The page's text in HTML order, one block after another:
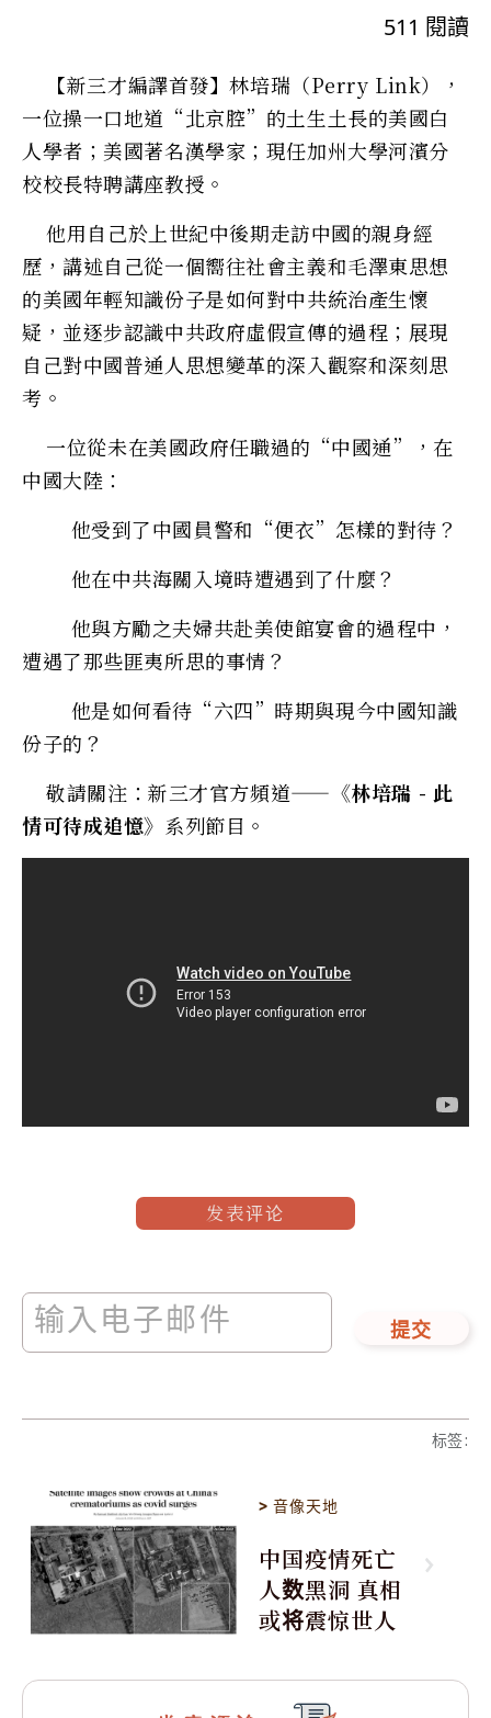
511 閱讀
【新三才編譯首發】林培瑞（Perry Link），
一位操一口地道“北京腔”的土生土長的美國白
人學者；美國著名漢學家；現任加州大學河濱分
校校長特聘講座教授。
他用自己於上世紀中後期走訪中國的親身經
歷，講述自己從一個嚮往社會主義和毛澤東思想
的美國年輕知識份子是如何對中共統治產生懷
疑，並逐步認識中共政府虛假宣傳的過程；展現
自己對中國普通人思想變革的深入觀察和深刻思
考。
一位從未在美國政府任職過的“中國通”，在
中國大陸：
他受到了中國員警和“便衣”怎樣的對待？
他在中共海關入境時遭遇到了什麼？
他與方勵之夫婦共赴美使館宴會的過程中，
遭遇了那些匪夷所思的事情？
他是如何看待“六四”時期與現今中國知識
份子的？
敬請關注：新三才官方頻道—— 《林培瑞 - 此
情可待成追憶》 系列節目。
发表评论
提交
标签:
>音像天地
中国疫情死亡
人数黑洞 真相
或将震惊世人